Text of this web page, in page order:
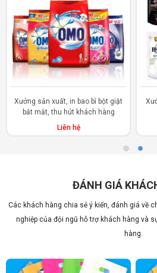
Xưởng sản xuất, in bao bì bột giặt
bắt mắt, thu hút khách hàng
Liên hệ
ĐÁNH GIÁ
Các khách hàng chia sẻ ý kiến, đánh giá về
nghiệp của đội ngũ hỗ trợ khách hàng và
hàng.